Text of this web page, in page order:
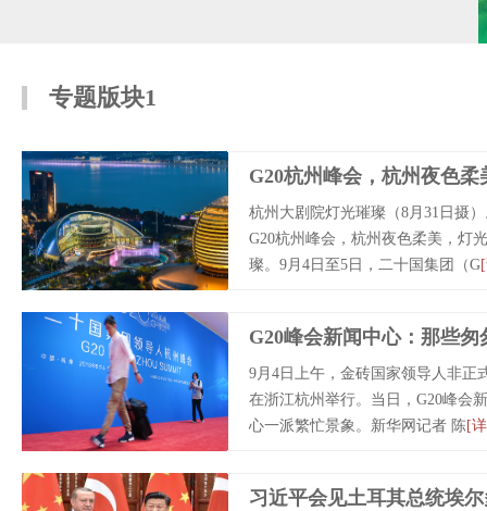
专题版块1
G20杭州峰会，杭州夜色柔
杭州大剧院灯光璀璨（8月31日摄
G20杭州峰会，杭州夜色柔美，灯
璨。9月4日至5日，二十国集团（G
G20峰会新闻中心：那些匆
9月4日上午，金砖国家领导人非正
在浙江杭州举行。当日，G20峰会
心一派繁忙景象。新华网记者 陈[
习近平会见土耳其总统埃